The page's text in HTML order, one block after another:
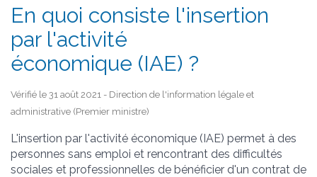
En quoi consiste l'insertion
par l'activité
économique (IAE) ?
Vérifié le 31 août 2021 - Direction de l'information légale et
administrative (Premier ministre)
L'insertion par l'activité économique (IAE) permet à des
personnes sans emploi et rencontrant des difficultés
sociales et professionnelles de bénéficier d'un contrat de